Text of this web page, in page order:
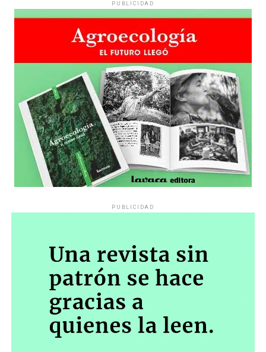
PUBLICIDAD
PUBLICIDAD